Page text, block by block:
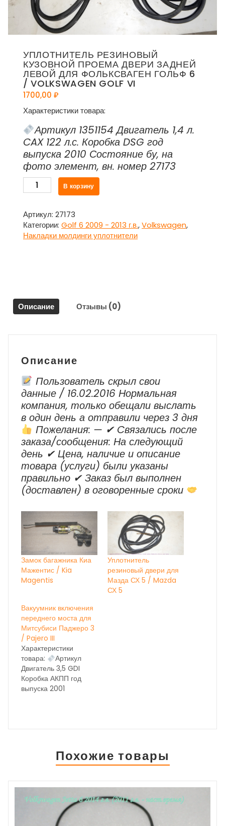
УПЛОТНИТЕЛЬ РЕЗИНОВЫЙ
КУЗОВНОЙ ПРОЕМА ДВЕРИ ЗАДНЕЙ
ЛЕВОЙ ДЛЯ ФОЛЬКСВАГЕН ГОЛЬФ 6
/ VOLKSWAGEN GOLF VI
1700,00 ₽
Характеристики товара:
Артикул 1351154 Двигатель 1,4 л.
CAX 122 л.с. Коробка DSG год
выпуска 2010 Состояние бу, на
фото элемент, вн. номер 27173
Количество
товара
резиновый
кузовной
проема
Гольф
6
В корзину
Артикул: 27173
Категории: Golf 6 2009 - 2013 г.в.,Volkswagen,
Накладки молдинги уплотнители
Описание Отзывы (0)
Описание
Пользователь скрыл свои
данные / 16.02.2016 Нормальная
компания, только обещали выслать
в один день а отправили через 3 дня
Пожелания: — ✔ Cвязались после
заказа/сообщения: На следующий
день ✔ Цена, наличие и описание
товара (услуги) были указаны
правильно ✔ Заказ был выполнен
(доставлен) в оговоренные сроки
Замок багажника Киа
Мажентис / Kia
Magentis
Уплотнитель
резиновый двери для
Мазда СХ 5 / Mazda
СХ 5
Вакуумник включения
переднего моста для
Митсубиси Паджеро 3
/ Pajero III
Характеристики
товара:
Артикул
Двигатель 3,5 GDI
Коробка АКПП год
выпуска 2001
Похожие товары